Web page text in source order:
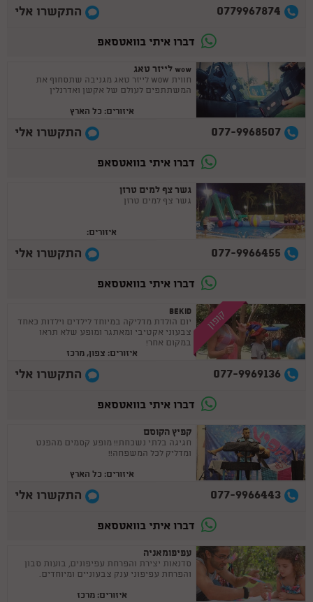
0779967874 התקשרו אלי
דברו איתי בוואטסאפ
wow לייזר טאג
חווית WOW לייזר טאג מגניבה שתסחוף את
המשתתפים לעולם של אקשן ואדרנלין
איזורים: כל הארץ
077-9968507 התקשרו אלי
דברו איתי בוואטסאפ
גשר צף למים טרזן
גשר צף למים טרזן
איזורים:
077-9966455 התקשרו אלי
דברו איתי בוואטסאפ
קופון BEKID
יום הולדת מדליקה במיוחד לילדים וילדות כאחד
צבעוני אקטיבי ומאתגר ומופע שלא תראו
במקום אחר!
איזורים: צפון, מרכז
077-9969136 התקשרו אלי
דברו איתי בוואטסאפ
קפיץ הקוסם
חגיגה בלתי נשכחת!! מופע קסמים מהפנט
ומדליק לכל המשפחה!!
איזורים: כל הארץ
077-9966443 התקשרו אלי
דברו איתי בוואטסאפ
עפיפומאניה
סדנאות יצירת והפרחת עפיפונים, בועות סבון
והפרחת עפיפוני ענק צבעוניים ומיוחדים.
איזורים: מרכז